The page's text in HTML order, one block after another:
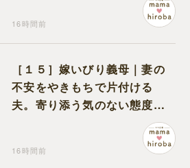
16時間前
［１５］嫁いびり義母｜妻の
不安をやきもちで片付ける
夫。寄り添う気のない態度に
16時間前